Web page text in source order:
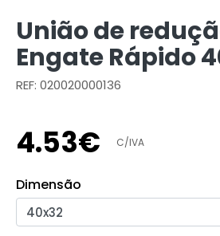
União de
Engate Rápido
REF: 020020000136
4.53€ C/IVA
Dimensão